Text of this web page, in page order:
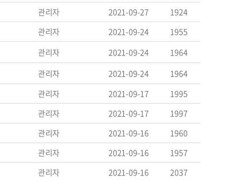
관리자 2021-09-27
1924
관리자 2021-09-24
1955
관리자 2021-09-24
1964
관리자 2021-09-24
1964
관리자 2021-09-17
1995
관리자 2021-09-17
1997
관리자 2021-09-16
1960
관리자 2021-09-16
1957
관리자 2021-09-16 2037